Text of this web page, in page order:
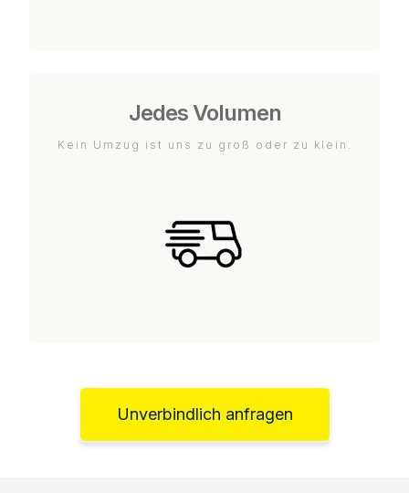
Jedes Volumen
Kein Umzug ist uns zu groß oder zu klein.
Unverbindlich anfragen